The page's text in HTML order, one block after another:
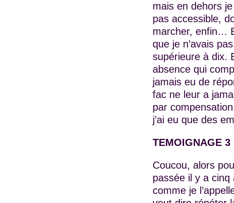
mais en dehors
pas accessible,
marcher, enfin…
que je n’avais
supérieure à dix.
absence qui
jamais eu de
fac ne leur a
par
j’ai eu que des
TEMOIGNAGE 3
Coucou, alors
passée il y a
comme je